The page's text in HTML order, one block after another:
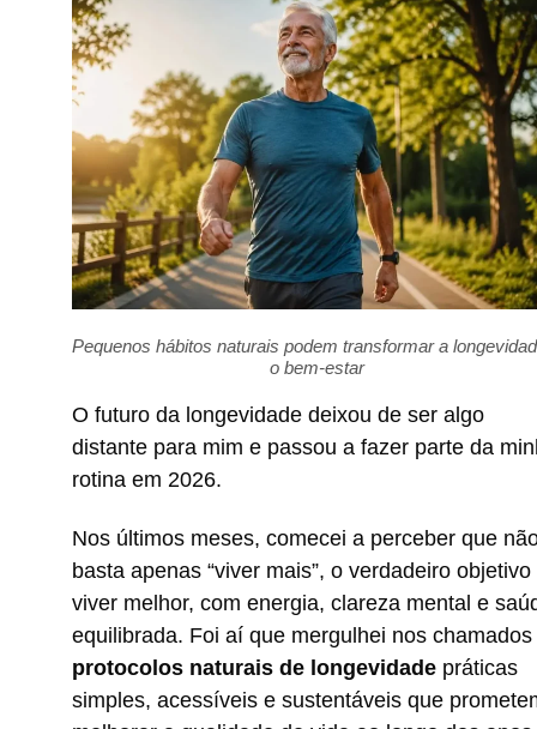
Pequenos hábitos naturais podem transformar a
o bem-estar
O futuro da longevidade deixou de ser algo
distante para mim e passou a fazer parte da
rotina em 2026.
Nos últimos meses, comecei a perceber que
basta apenas “viver mais”, o verdadeiro objetivo
viver melhor, com energia, clareza mental e
equilibrada. Foi aí que mergulhei nos chamados
protocolos naturais de longevidade práticas
simples, acessíveis e sustentáveis que